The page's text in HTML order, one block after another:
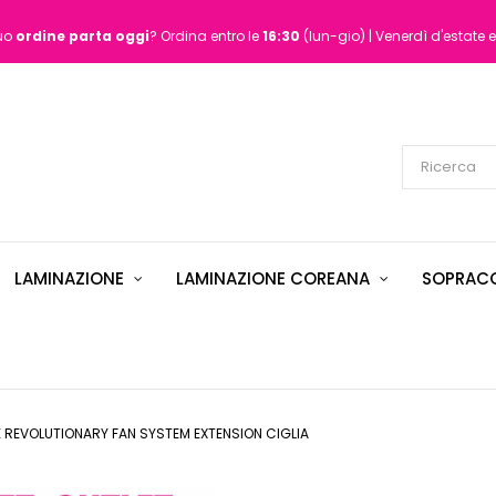
ordine parta oggi? Ordina entro le16:30 (lun-gio) | Venerdì d'estate
LAMINAZIONE LAMINAZIONE COREANA
FAN SYSTEM EXTENSION CIGLIA